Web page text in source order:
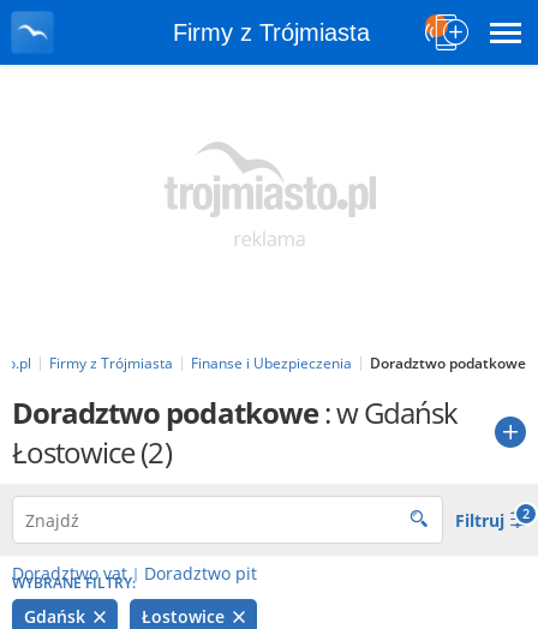
Firmy z Trójmiasta
Firmy z Trójmiasta Finanse i Ubezpieczenia Doradztwo podatkowe
Doradztwo podatkowe: w Gdańsk
Łostowice(2)
Filtruj 2
Doradztwo vat | Doradztwo pit
WYBRANE FILTRY:
Gdańsk Łostowice